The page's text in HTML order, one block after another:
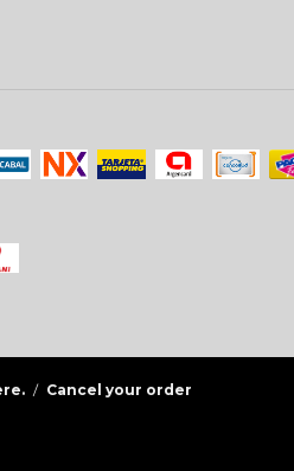
/ Cancel your order